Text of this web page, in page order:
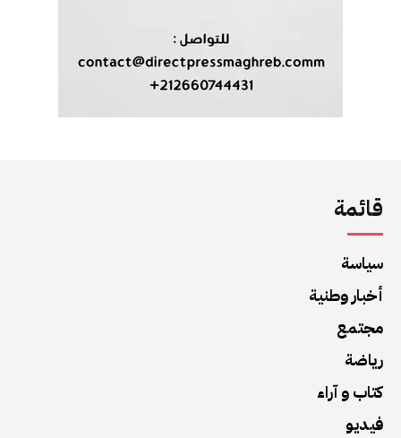
قائمة
سياسة
أخبار وطنية
مجتمع
رياضة
كتاب و آراء
فيديو